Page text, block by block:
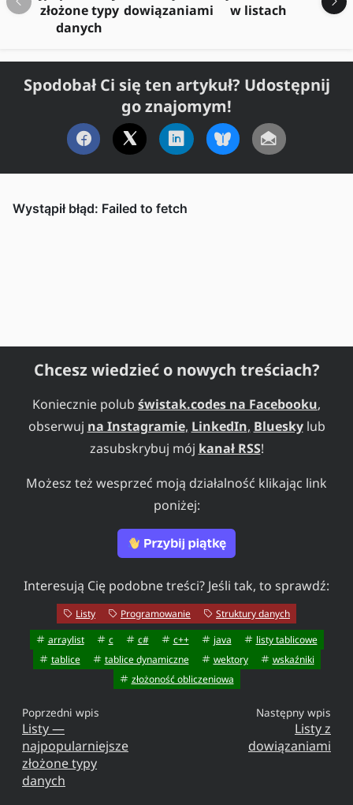
złożone typy
danych
dowiązaniami
w listach
Spodobał Ci się ten artykuł? Udostępnij
go znajomym!
Chcesz wiedzieć o nowych treściach?
Koniecznie polub świstak.codes na Facebooku,
obserwuj na Instagramie, LinkedIn, Bluesky lub
zasubskrybuj mój kanał RSS!
Możesz też wesprzeć moją działalność klikając link
poniżej:
Interesują Cię podobne treści? Jeśli tak, to sprawdź:
Listy Programowanie
Struktury danych
arraylist
c c# c++ java
listy tablicowe
tablice
tablice dynamiczne wektory
wskaźniki
złożoność obliczeniowa
Poprzedni wpis
Listy —
najpopularniejsze
złożone typy
danych
Następny wpis
Listy z
dowiązaniami